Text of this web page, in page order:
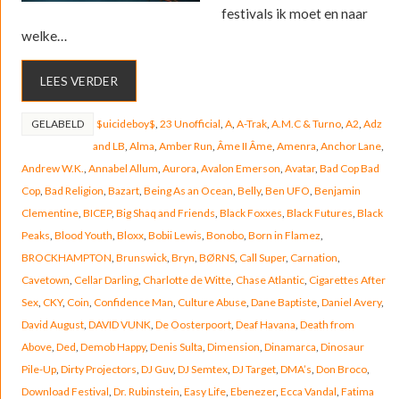
festivals ik moet en naar
welke…
LEES VERDER
GELABELD $uicideboy$ 23 Unofficial A, A-Trak, A.M.C & Turno, A2 Adz
and LB Alma Amber Run Âme II Âme, Amenra Anchor Lane,
Andrew W.K. Annabel Allum Aurora Avalon Emerson Avatar, Bad Cop Bad
Cop, Bad Religion Bazart, Being As an Ocean Belly, Ben UFO Benjamin
Clementine, BICEP, Big Shaq and Friends Black Foxxes Black Futures Black
Peaks Blood Youth Bloxx, Bobii Lewis Bonobo, Born in Flamez
BROCKHAMPTON Brunswick, Bryn BØRNS, Call Super, Carnation
Cavetown Cellar Darling, Charlotte de Witte, Chase Atlantic, Cigarettes After
Sex, CKY, Coin Confidence Man Culture Abuse, Dane Baptiste, Daniel Avery,
David August, DAVID VUNK De Oosterpoort, Deaf Havana Death from
Above, Ded Demob Happy, Denis Sulta Dimension Dinamarca Dinosaur
Pile-Up, Dirty Projectors DJ Guv, DJ Semtex, DJ Target, DMA’s Don Broco,
Download Festival Dr. Rubinstein Easy Life, Ebenezer, Ecca Vandal Fatima